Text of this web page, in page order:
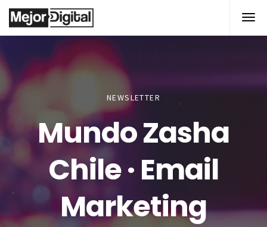
NEWSLETTER
Mundo Zasha
Chile · Email
Marketing